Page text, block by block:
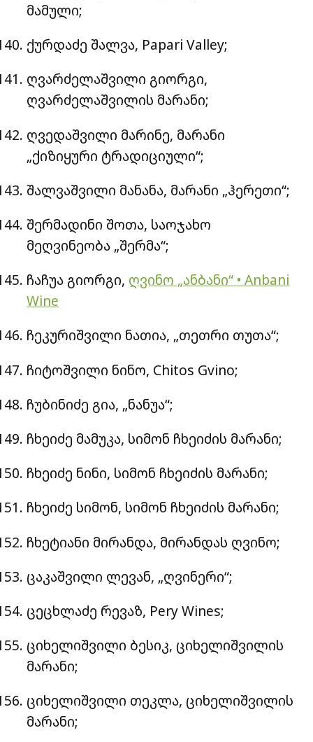
მამული;
ქურდაძე შალვა, Papari Valley;
ღვარძელაშვილი გიორგი,
ღვარძელაშვილის მარანი;
ღვედაშვილი მარინე, მარანი
„ქიზიყური ტრადიციული“;
შალვაშვილი მანანა, მარანი „ჰერეთი“;
შერმადინი შოთა, საოჯახო
მეღვინეობა „შერმა“;
ჩაჩუა გიორგი, ღვინო „ანბანი“ • Anbani
Wine
ჩეკურიშვილი ნათია, „თეთრი თუთა“;
ჩიტოშვილი ნინო, Chitos Gvino;
ჩუბინიძე გია, „ნანუა“;
ჩხეიძე მამუკა, სიმონ ჩხეიძის მარანი;
ჩხეიძე ნინი, სიმონ ჩხეიძის მარანი;
ჩხეიძე სიმონ, სიმონ ჩხეიძის მარანი;
ჩხეტიანი მირანდა, მირანდას ღვინო;
ცაკაშვილი ლევან, „ღვინერი“;
ცეცხლაძე რევაზ, Pery Wines;
ციხელიშვილი ბესიკ, ციხელიშვილის
მარანი;
ციხელიშვილი თეკლა, ციხელიშვილის
მარანი;